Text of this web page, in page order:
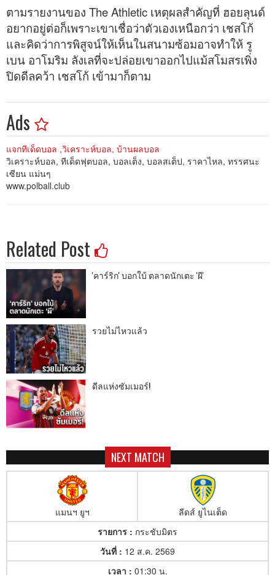
ตามรายงานของ The Athletic เหตุผลสำคัญที่ ฮอยลุนด์
อยากอยู่ต่อก็เพราะเขาเชื่อว่าตัวเองเหนือกว่า เชสโก้
และคิดว่าการพิสูจน์ให้เห็นในสนามซ้อมอาจทำให้ รู
เบน อาโมริม ลังเลที่จะปล่อยเขาออกไปแม้สโมสรเพิ่ง
ปิดดีลคว้า เชสโก้ เข้ามาก็ตาม
Ads
แจกทีเด็ดบอล ,วิเคราะห์บอล, บ้านผลบอล
วิเคราะห์บอล, ทีเด็ดฟุตบอล, บอลเต็ง, บอลสเต็ป, ราคาไหล, ทรรศนะ
เซียน แม่นๆ
www.polball.club
Related Post
'คาร์ริก' บอกใบ้ ตลาดนักเตะ 'ผี'
รวยไม่ไหวแล้ว
ดีลแห่งซัมเมอร์!
NEXT MATCH
แมนฯ ยูฯ
ลีดส์ ยูไนเต็ด
รายการ : กระชับมิตร
วันที่ : 12 ส.ค. 2569
เวลา : 01:30 น.